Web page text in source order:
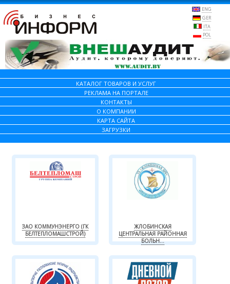
ENG
GER
ITA
POL
КАТАЛОГ ТОВАРОВ И УСЛУГ
РЕКЛАМА НА ПОРТАЛЕ
КОНТАКТЫ
О КОМПАНИИ
КАРТА САЙТА
ЗАГРУЗКИ
ЗАО КОММУНЭНЕРГО (ГК
БЕЛТЕПЛОМАШСТРОЙ)
ЖЛОБИНСКАЯ
ЦЕНТРАЛЬНАЯ РАЙОННАЯ
БОЛЬН...